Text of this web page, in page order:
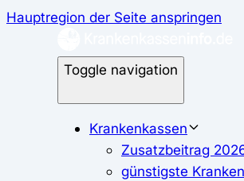
Hauptregion der Seite anspringen
Toggle navigation
Krankenkassen
Zusatzbeitrag
günstigste